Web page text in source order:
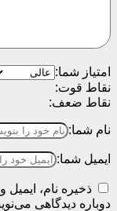
امتیاز شما:
نقاط قوت:
نقاط ضعف:
نام شما:
ایمیل شما:
ذخیره نام،
دوباره دیدگاهی